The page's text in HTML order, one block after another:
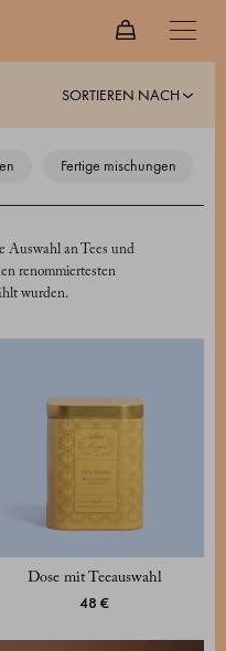
SORTIEREN NACH
fertige mischungen
Auswahl an Tees und
renommiertesten
wurden.
Dose mit Teeauswahl
48 €